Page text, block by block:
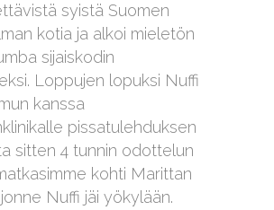
syistä Suomen
kotia ja alkoi mieletön
sijaiskodin
Loppujen lopuksi Nuffi
kanssa
pissatulehduksen
sitten 4 tunnin odottelun
kohti Marittan
Nuffi jäi yökylään.